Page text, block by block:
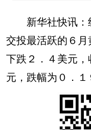
新华社快讯：
交投最活跃的６
下跌２．４美元
元，跌幅为０．１